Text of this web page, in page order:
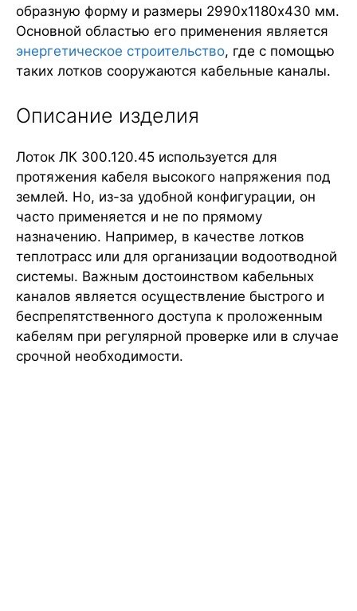
образную форму и размеры 2990х1180х430 мм.
Основной областью его применения является
энергетическое строительство, где с помощью
таких лотков сооружаются кабельные каналы.
Описание изделия
Лоток ЛК 300.120.45 используется для
протяжения кабеля высокого напряжения под
землей. Но, из-за удобной конфигурации, он
часто применяется и не по прямому
назначению. Например, в качестве лотков
теплотрасс или для организации водоотводной
системы. Важным достоинством кабельных
каналов является осуществление быстрого и
беспрепятственного доступа к проложенным
кабелям при регулярной проверке или в случае
срочной необходимости.